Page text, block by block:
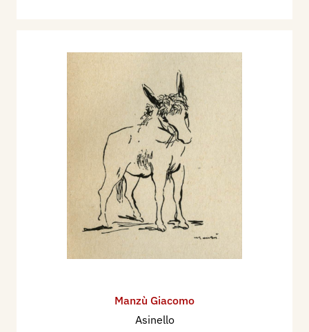
Manzù Giacomo
Asinello